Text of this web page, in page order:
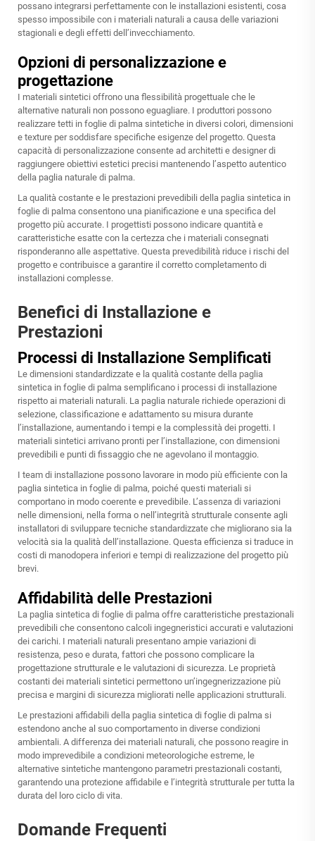
possano integrarsi perfettamente con le installazioni esistenti, cosa
spesso impossibile con i materiali naturali a causa delle variazioni
stagionali e degli effetti dell’invecchiamento.
Opzioni di personalizzazione e
progettazione
I materiali sintetici offrono una flessibilità progettuale che le
alternative naturali non possono eguagliare. I produttori possono
realizzare tetti in foglie di palma sintetiche in diversi colori, dimensioni
e texture per soddisfare specifiche esigenze del progetto. Questa
capacità di personalizzazione consente ad architetti e designer di
raggiungere obiettivi estetici precisi mantenendo l’aspetto autentico
della paglia naturale di palma.
La qualità costante e le prestazioni prevedibili della paglia sintetica in
foglie di palma consentono una pianificazione e una specifica del
progetto più accurate. I progettisti possono indicare quantità e
caratteristiche esatte con la certezza che i materiali consegnati
risponderanno alle aspettative. Questa prevedibilità riduce i rischi del
progetto e contribuisce a garantire il corretto completamento di
installazioni complesse.
Benefici di Installazione e
Prestazioni
Processi di Installazione Semplificati
Le dimensioni standardizzate e la qualità costante della paglia
sintetica in foglie di palma semplificano i processi di installazione
rispetto ai materiali naturali. La paglia naturale richiede operazioni di
selezione, classificazione e adattamento su misura durante
l’installazione, aumentando i tempi e la complessità dei progetti. I
materiali sintetici arrivano pronti per l’installazione, con dimensioni
prevedibili e punti di fissaggio che ne agevolano il montaggio.
I team di installazione possono lavorare in modo più efficiente con la
paglia sintetica in foglie di palma, poiché questi materiali si
comportano in modo coerente e prevedibile. L’assenza di variazioni
nelle dimensioni, nella forma o nell’integrità strutturale consente agli
installatori di sviluppare tecniche standardizzate che migliorano sia la
velocità sia la qualità dell’installazione. Questa efficienza si traduce in
costi di manodopera inferiori e tempi di realizzazione del progetto più
brevi.
Affidabilità delle Prestazioni
La paglia sintetica di foglie di palma offre caratteristiche prestazionali
prevedibili che consentono calcoli ingegneristici accurati e valutazioni
dei carichi. I materiali naturali presentano ampie variazioni di
resistenza, peso e durata, fattori che possono complicare la
progettazione strutturale e le valutazioni di sicurezza. Le proprietà
costanti dei materiali sintetici permettono un’ingegnerizzazione più
precisa e margini di sicurezza migliorati nelle applicazioni strutturali.
Le prestazioni affidabili della paglia sintetica di foglie di palma si
estendono anche al suo comportamento in diverse condizioni
ambientali. A differenza dei materiali naturali, che possono reagire in
modo imprevedibile a condizioni meteorologiche estreme, le
alternative sintetiche mantengono parametri prestazionali costanti,
garantendo una protezione affidabile e l’integrità strutturale per tutta la
durata del loro ciclo di vita.
Domande Frequenti